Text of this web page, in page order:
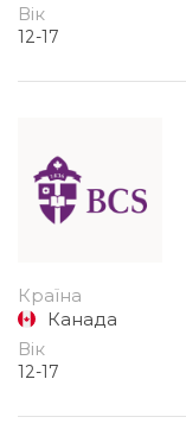
Вік
12-17
Країна
Канада
Вік
12-17